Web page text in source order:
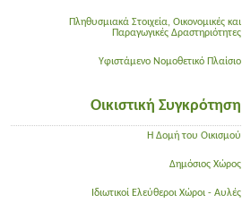
Πληθυσμιακά Στοιχεία, Οικονομικές και
Παραγωγικές Δραστηριότητες
Υφιστάμενο Νομοθετικό Πλαίσιο
Οικιστική Συγκρότηση
Η Δομή του Οικισμού
Δημόσιος Χώρος
Ιδιωτικοί Ελεύθεροι Χώροι - Αυλές